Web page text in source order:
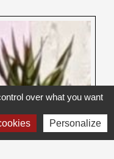
over what you want
Personalize